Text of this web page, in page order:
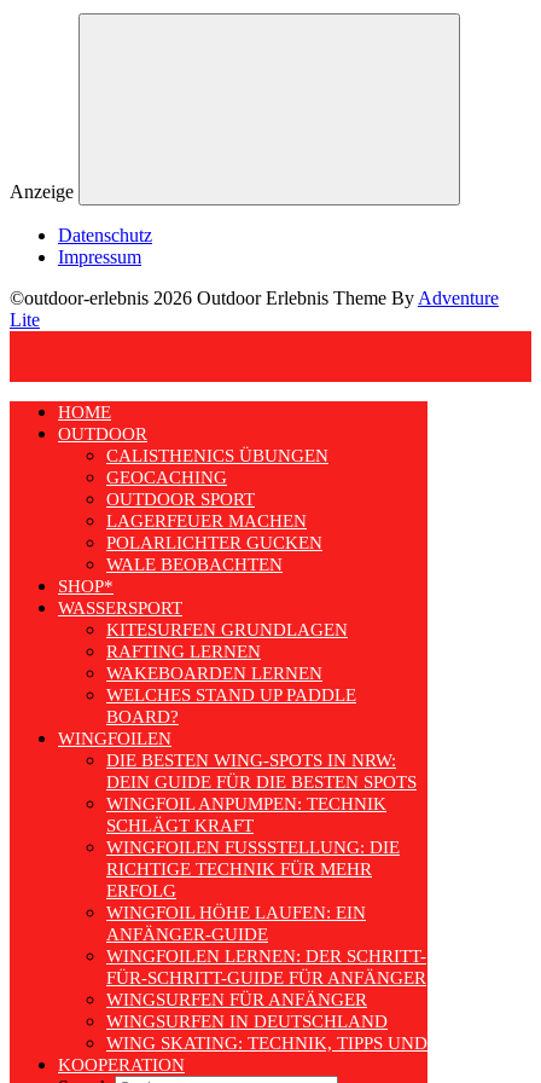
Anzeige
Datenschutz
Impressum
©outdoor-erlebnis 2026 Outdoor Erlebnis Theme By Adventure
Lite
HOME
OUTDOOR
CALISTHENICS ÜBUNGEN
GEOCACHING
OUTDOOR SPORT
LAGERFEUER MACHEN
POLARLICHTER GUCKEN
WALE BEOBACHTEN
SHOP*
WASSERSPORT
KITESURFEN GRUNDLAGEN
RAFTING LERNEN
WAKEBOARDEN LERNEN
WELCHES STAND UP PADDLE
BOARD?
WINGFOILEN
DIE BESTEN WING-SPOTS IN NRW:
DEIN GUIDE FÜR DIE BESTEN SPOTS
WINGFOIL ANPUMPEN: TECHNIK
SCHLÄGT KRAFT
WINGFOILEN FUSSSTELLUNG: DIE R
ICHTIGE TECHNIK FÜR MEHR E
RFOLG
WINGFOIL HÖHE LAUFEN: EIN
ANFÄNGER-GUIDE
WINGFOILEN LERNEN: DER SCHRITT-
FÜR-SCHRITT-GUIDE FÜR ANFÄNGER
WINGSURFEN FÜR ANFÄNGER
WINGSURFEN IN DEUTSCHLAND
WING SKATING: TECHNIK, TIPPS UND TRENDS
KOOPERATION